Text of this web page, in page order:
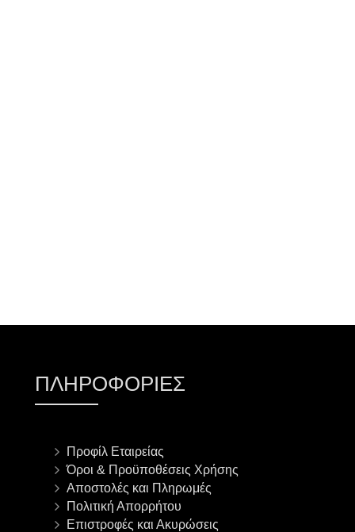
ΠΛΗΡΟΦΟΡΊΕΣ
Προφίλ Εταιρείας
Όροι & Προϋποθέσεις Χρήσης
Αποστολές και Πληρωμές
Πολιτική Απορρήτου
Επιστροφές και Ακυρώσεις